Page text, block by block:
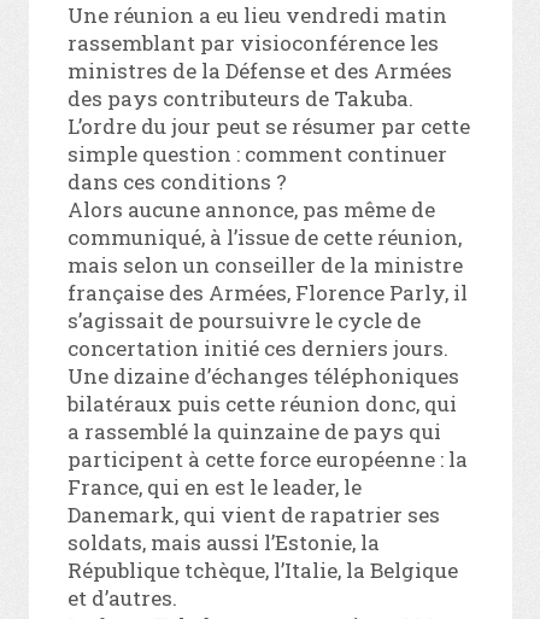
Une réunion a eu lieu vendredi matin
rassemblant par visioconférence les
ministres de la Défense et des Armées
des pays contributeurs de Takuba.
L’ordre du jour peut se résumer par cette
simple question : comment continuer
dans ces conditions ?
Alors aucune annonce, pas même de
communiqué, à l’issue de cette réunion,
mais selon un conseiller de la ministre
française des Armées, Florence Parly, il
s’agissait de poursuivre le cycle de
concertation initié ces derniers jours.
Une dizaine d’échanges téléphoniques
bilatéraux puis cette réunion donc, qui
a rassemblé la quinzaine de pays qui
participent à cette force européenne : la
France, qui en est le leader, le
Danemark, qui vient de rapatrier ses
soldats, mais aussi l’Estonie, la
République tchèque, l’Italie, la Belgique
et d’autres.